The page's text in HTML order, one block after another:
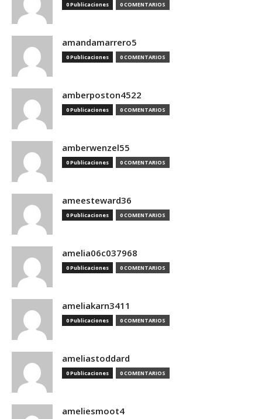
0 Publicaciones 0 COMENTARIOS
amandamarrero5
0 Publicaciones 0 COMENTARIOS
amberposton4522
0 Publicaciones 0 COMENTARIOS
amberwenzel55
0 Publicaciones 0 COMENTARIOS
ameesteward36
0 Publicaciones 0 COMENTARIOS
amelia06c037968
0 Publicaciones 0 COMENTARIOS
ameliakarn3411
0 Publicaciones 0 COMENTARIOS
ameliastoddard
0 Publicaciones 0 COMENTARIOS
ameliesmoot4